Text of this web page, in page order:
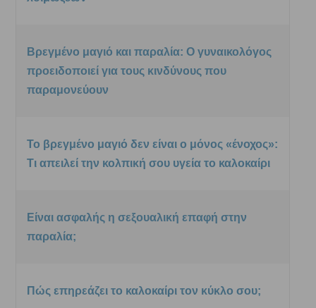
Βρεγμένο μαγιό και παραλία: Ο γυναικολόγος
προειδοποιεί για τους κινδύνους που
παραμονεύουν
Το βρεγμένο μαγιό δεν είναι ο μόνος «ένοχος»:
Τι απειλεί την κολπική σου υγεία το καλοκαίρι
Είναι ασφαλής η σεξουαλική επαφή στην
παραλία;
Πώς επηρεάζει το καλοκαίρι τον κύκλο σου;